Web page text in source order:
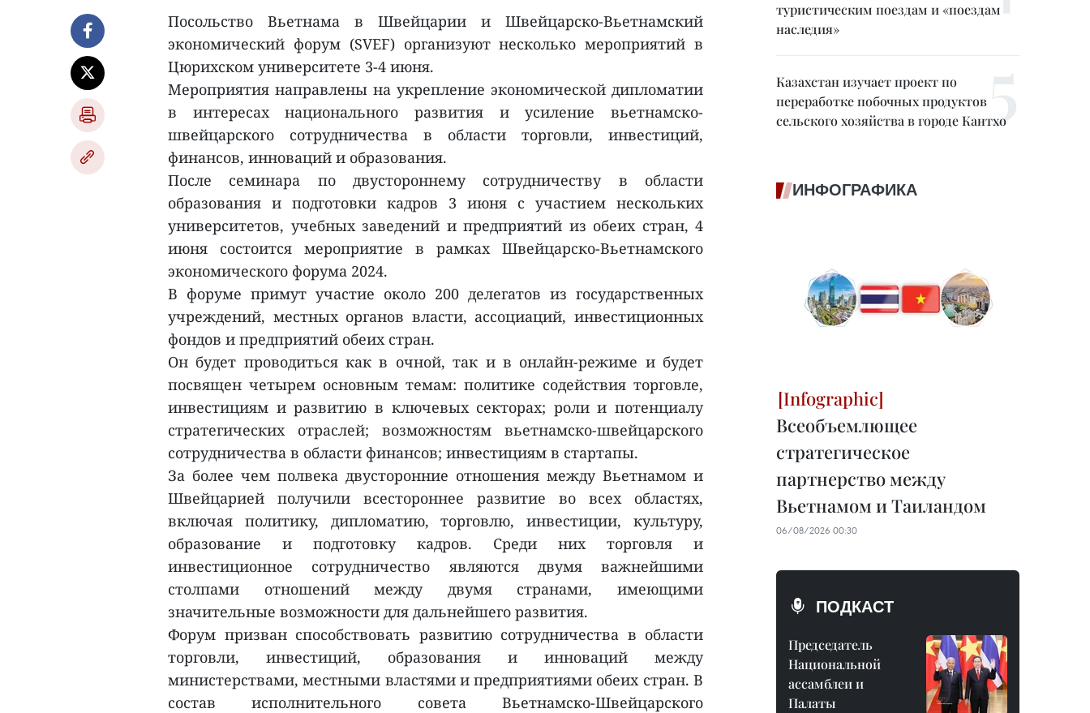
Посольство Вьетнама в Швейцарии и Швейцарско-Вьетнамский
экономический форум (SVEF) организуют несколько мероприятий в
Цюрихском университете 3-4 июня.
Мероприятия направлены на укрепление экономической дипломатии
в интересах национального развития и усиление вьетнамско-
швейцарского сотрудничества в области торговли, инвестиций,
финансов, инноваций и образования.
После семинара по двустороннему сотрудничеству в области
образования и подготовки кадров 3 июня с участием нескольких
университетов, учебных заведений и предприятий из обеих стран, 4
июня состоится мероприятие в рамках Швейцарско-Вьетнамского
экономического форума 2024.
В форуме примут участие около 200 делегатов из государственных
учреждений, местных органов власти, ассоциаций, инвестиционных
фондов и предприятий обеих стран.
Он будет проводиться как в очной, так и в онлайн-режиме и будет
посвящен четырем основным темам: политике содействия торговле,
инвестициям и развитию в ключевых секторах; роли и потенциалу
стратегических отраслей; возможностям вьетнамско-швейцарского
сотрудничества в области финансов; инвестициям в стартапы.
За более чем полвека двусторонние отношения между Вьетнамом и
Швейцарией получили всестороннее развитие во всех областях,
включая политику, дипломатию, торговлю, инвестиции, культуру,
образование и подготовку кадров. Среди них торговля и
инвестиционное сотрудничество являются двумя важнейшими
столпами отношений между двумя странами, имеющими
значительные возможности для дальнейшего развития.
Форум призван способствовать развитию сотрудничества в области
торговли, инвестиций, образования и инноваций между
министерствами, местными властями и предприятиями обеих стран. В
состав исполнительного совета Вьетнамско-Швейцарского
туристическим поездам и «поездам
наследия»
Казахстан изучает проект по
переработке побочных продуктов
сельского хозяйства в городе Кантхо
ИНФОГРАФИКА
Всеобъемлющее
стратегическое
партнерство между
Вьетнамом и Таиландом
06/08/2026 00:30
ПОДКАСТ
Председатель
Национальной
ассамблеи и
Палаты